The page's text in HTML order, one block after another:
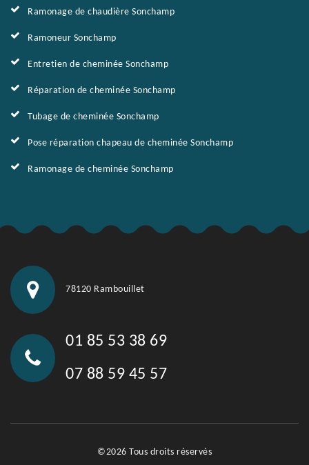
Ramonage de chaudière Sonchamp
Ramoneur Sonchamp
Entretien de cheminée Sonchamp
Réparation de cheminée Sonchamp
Tubage de cheminée Sonchamp
Pose réparation chapeau de cheminée Sonchamp
Ramonage de cheminée Sonchamp
78120 Rambouillet
01 85 53 38 69
07 88 59 45 57
©2026 Tous droits réservés